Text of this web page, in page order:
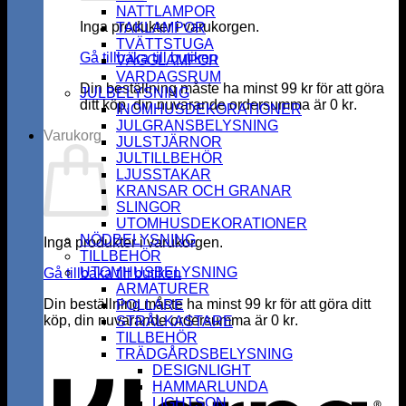
Inga produkter i varukorgen.
Gå tillbaka till butiken
Din beställning måste ha minst99 kr för att göra
ditt köp, din nuvarande ordersumma är 0 kr.
Varukorg
Inga produkter i varukorgen.
Gå tillbaka till butiken
Din beställning måste ha minst99 kr för att göra ditt
köp, din nuvarande ordersumma är 0 kr.
NATTLAMPOR
TAKLAMPOR
TVÄTTSTUGA
VÄGGLAMPOR
VARDAGSRUM
JULBELYSNING
INOMHUSDEKORATIONER
JULGRANSBELYSNING
JULSTJÄRNOR
JULTILLBEHÖR
LJUSSTAKAR
KRANSAR OCH GRANAR
SLINGOR
UTOMHUSDEKORATIONER
NÖDBELYSNING
TILLBEHÖR
UTOMHUSBELYSNING
ARMATURER
POLLARE
STRÅLKASTARE
TILLBEHÖR
TRÄDGÅRDSBELYSNING
DESIGNLIGHT
HAMMARLUNDA
LIGHTSON